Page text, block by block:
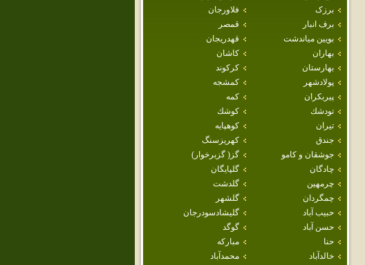
برزک
فلاورجان
برف انبار
قمصر
بويين مياندشت
قهدريجان
بهاران
كاشان
بهارستان
كركوند
پولادشهر
كمشجه
پيربكران
كمه
تودشك
كوشك
تيران
كوهپايه
جندق
كهريزسنگ
جوشقان و كامو
گز( گزبرخوار)
چادگان
گلپايگان
چرمهين
گلدشت
چمگردان
گلشهر
حبيب آباد
گليشادسودرجان
حسن آباد
گوگد
حنا
مباركه
خالدآباد
محمدآباد